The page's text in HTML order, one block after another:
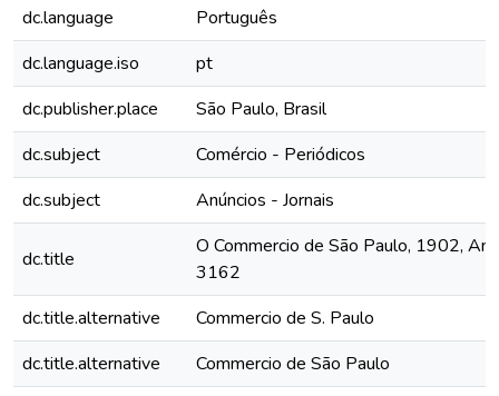
dc.language
Português
dc.language.iso
pt
dc.publisher.place
São Paulo, Brasil
dc.subject
Comércio - Periódicos
dc.subject
Anúncios - Jornais
dc.title
O Commercio de São Paulo, 1902,
3162
dc.title.alternative
Commercio de S. Paulo
dc.title.alternative
Commercio de São Paulo